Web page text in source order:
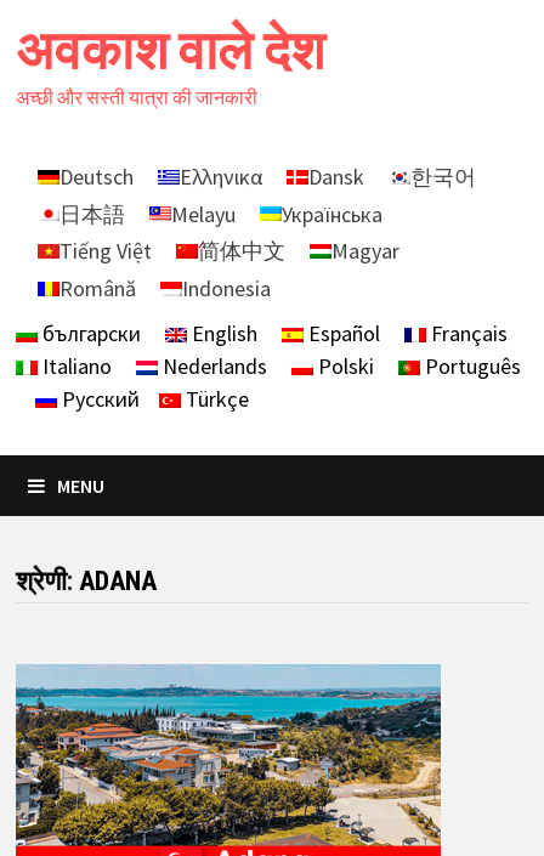
to
content
अवकाश वाले देश
अच्छी और सस्ती यात्रा की जानकारी
Deutsch Ελληνικα Dansk
한국어
日本語
Melayu
Українська
Tiếng Việt
简体中文
Magyar
Română
Indonesia
български
English Español
Français
Italiano
Nederlands Polski
Português
Русский
Türkçe
MENU
श्रेणी: ADANA